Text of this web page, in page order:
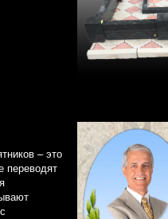
– это
переводят